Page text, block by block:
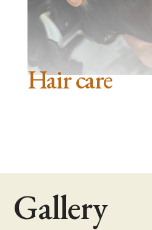
Hair care
Gallery